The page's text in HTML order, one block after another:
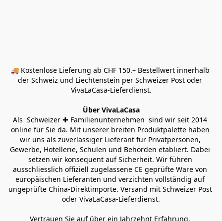
🚚 Kostenlose Lieferung ab CHF 150.– Bestellwert innerhalb
der Schweiz und Liechtenstein per Schweizer Post oder
VivaLaCasa-Lieferdienst.
Über VivaLaCasa
Als  Schweizer ✚ Familienunternehmen  sind wir seit 2014
online für Sie da. Mit unserer breiten Produktpalette haben
wir uns als zuverlässiger Lieferant für Privatpersonen,
Gewerbe, Hotellerie, Schulen und Behörden etabliert. Dabei
setzen wir konsequent auf Sicherheit. Wir führen
ausschliesslich offiziell zugelassene CE geprüfte Ware von
europäischen Lieferanten und verzichten vollständig auf
ungeprüfte China-Direktimporte. Versand mit Schweizer Post
oder VivaLaCasa-Lieferdienst.
Vertrauen Sie auf über ein Jahrzehnt Erfahrung,